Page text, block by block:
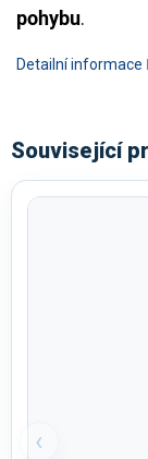
pohybu.
Detailní informace
Související
‹